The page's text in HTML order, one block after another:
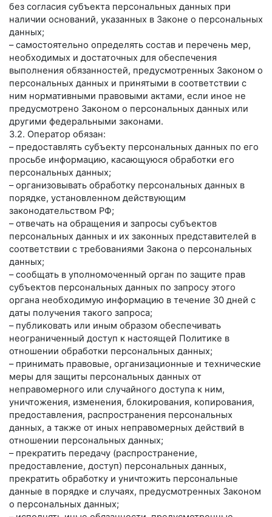
без согласия субъекта персональных данных при
наличии оснований, указанных в Законе о персональных
данных;
– самостоятельно определять состав и перечень мер,
необходимых и достаточных для обеспечения
выполнения обязанностей, предусмотренных Законом о
персональных данных и принятыми в соответствии с
ним нормативными правовыми актами, если иное не
предусмотрено Законом о персональных данных или
другими федеральными законами.
3.2. Оператор обязан:
– предоставлять субъекту персональных данных по его
просьбе информацию, касающуюся обработки его
персональных данных;
– организовывать обработку персональных данных в
порядке, установленном действующим
законодательством РФ;
– отвечать на обращения и запросы субъектов
персональных данных и их законных представителей в
соответствии с требованиями Закона о персональных
данных;
– сообщать в уполномоченный орган по защите прав
субъектов персональных данных по запросу этого
органа необходимую информацию в течение 30 дней с
даты получения такого запроса;
– публиковать или иным образом обеспечивать
неограниченный доступ к настоящей Политике в
отношении обработки персональных данных;
– принимать правовые, организационные и технические
меры для защиты персональных данных от
неправомерного или случайного доступа к ним,
уничтожения, изменения, блокирования, копирования,
предоставления, распространения персональных
данных, а также от иных неправомерных действий в
отношении персональных данных;
– прекратить передачу (распространение,
предоставление, доступ) персональных данных,
прекратить обработку и уничтожить персональные
данные в порядке и случаях, предусмотренных Законом
о персональных данных;